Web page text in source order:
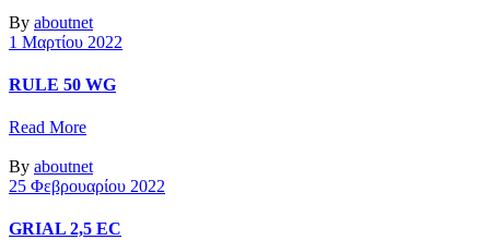
By aboutnet
1 Μαρτίου 2022
RULE 50 WG
Read More
By aboutnet
25 Φεβρουαρίου 2022
GRIAL 2,5 EC